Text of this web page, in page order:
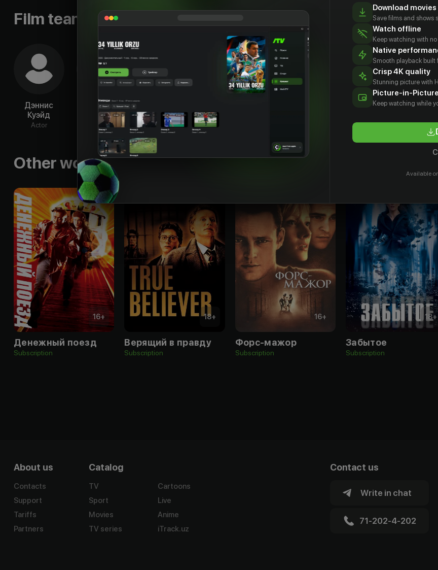
Film team
Дэннис
Куэйд
Actor
Макс фон
Сюдов
Actor
Пламмер
Actor
Альберт
Келли
Джордж
Actor
Other works by the director
16+
Денежный поезд
Subscription
18+
Верящий в правду
Subscription
16+
Форс-мажор
Subscription
18+
Забытое
Subscription
About us
Contacts
Support
Tariffs
Partners
Catalog
TV
Sport
Movies
TV series
Cartoons
Live
Anime
iTrack.uz
Contact us
Write in chat
71-202-4-202
Download movies
Save films and shows
Watch offline
Keep watching with
Native
Smooth playback built
Crisp 4K quality
Stunning picture with
Picture-in-Picture
Keep watching while
Available